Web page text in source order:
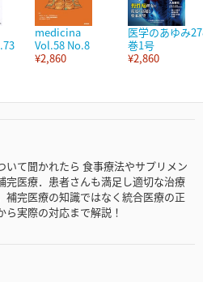
medicina
Vol.58 No.8
¥2,860
医学のあゆみ
巻1号
¥2,860
いて聞かれたら 食事療法やサプリメン
完医療．患者さんも満足し適切な治療
補完医療の知識ではなく統合医療の正
ら実際の対応まで解説！